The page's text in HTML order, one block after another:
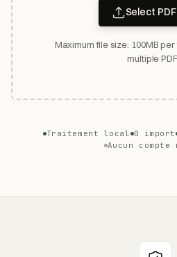
Select
Maximum file size: 100MB
multiple
Traitement local 0 import
Aucun compte